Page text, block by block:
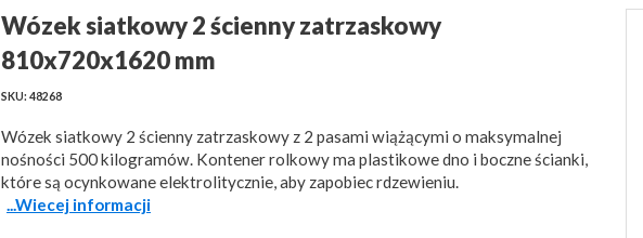
Wózek siatkowy 2 ścienny zatrzaskowy
810x720x1620 mm
SKU: 48268
Wózek siatkowy 2 ścienny zatrzaskowy z 2 pasami wiążącymi o maksymalnej
nośności 500 kilogramów. Kontener rolkowy ma plastikowe dno i boczne ścianki,
które są ocynkowane elektrolitycznie, aby zapobiec rdzewieniu.
...Wiecej informacji